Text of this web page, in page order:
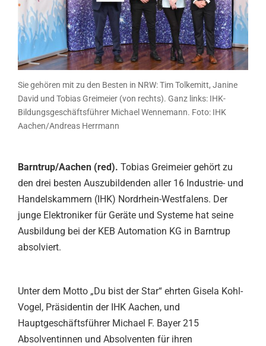
Sie gehören mit zu den Besten in NRW: Tim Tolkemitt, Janine
David und Tobias Greimeier (von rechts). Ganz links: IHK-
Bildungsgeschäftsführer Michael Wennemann. Foto: IHK
Aachen/Andreas Herrmann
Barntrup/Aachen (red). Tobias Greimeier gehört zu
den drei besten Auszubildenden aller 16 Industrie- und
Handelskammern (IHK) Nordrhein-Westfalens. Der
junge Elektroniker für Geräte und Systeme hat seine
Ausbildung bei der KEB Automation KG in Barntrup
absolviert.
Unter dem Motto „Du bist der Star“ ehrten Gisela Kohl-
Vogel, Präsidentin der IHK Aachen, und
Hauptgeschäftsführer Michael F. Bayer 215
Absolventinnen und Absolventen für ihren